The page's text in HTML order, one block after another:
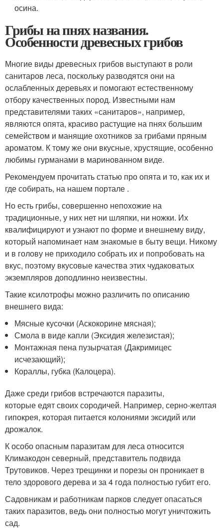
осина.
Грибы на пнях названия.
Особенности древесных грибов
Многие виды древесных грибов выступают в роли
санитаров леса, поскольку разводятся они на
ослабленных деревьях и помогают естественному
отбору качественных пород. Известными нам
представителями таких «санитаров», например,
являются опята, красиво растущие на пнях большим
семейством и манящие охотников за грибами пряным
ароматом. К тому же они вкусные, хрустящие, особенно
любимы гурманами в маринованном виде.
Рекомендуем прочитать статью про опята и то, как их и
где собирать, на нашем портале .
Но есть грибы, совершенно непохожие на
традиционные, у них нет ни шляпки, ни ножки. Их
квалифицируют и узнают по форме и внешнему виду,
который напоминает нам знакомые в быту вещи. Никому
и в голову не приходило собрать их и попробовать на
вкус, поэтому вкусовые качества этих чудаковатых
экземпляров доподлинно неизвестны.
Такие ксилотрофы можно различить по описанию
внешнего вида:
Мясные кусочки (Аскокорине мясная);
Смола в виде капли (Эксидия железистая);
Монтажная пена пузырчатая (Дакримицес
исчезающий);
Кораллы, губка (Калоцера).
Даже среди грибов встречаются паразиты,
которые едят своих сородичей. Например, серно-желтая
гипокрея, которая питается колониями эксидий или
дрожалок.
К особо опасным паразитам для леса относится
Климакодон северный, представитель подвида
Трутовиков. Через трещинки и порезы он проникает в
тело здорового дерева и за 4 года полностью губит его.
Садовникам и работникам парков следует опасаться
таких паразитов, ведь они полностью могут уничтожить
сад.